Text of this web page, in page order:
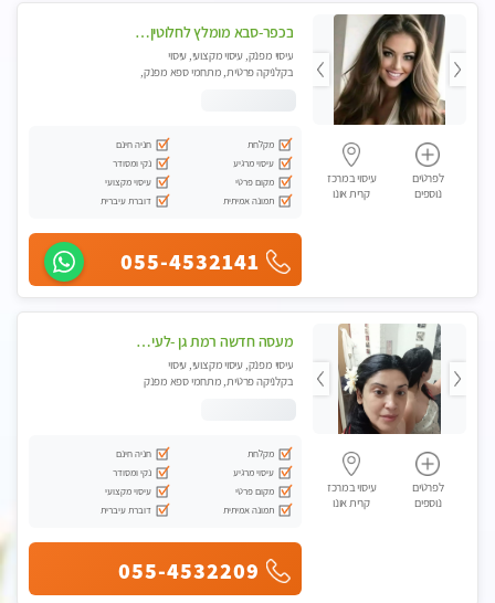
לפרטים
נוספים
עיסוי במרכז
קרית אונו
בכפר-סבא מומלץ לחלוטין!!!! מעסה מקצועית לעיסוי ברמה גבוהה VIP תתקשר .....
עיסוי מפנק, עיסוי מקצועי, עיסוי
בקלניקה פרטית, מתחמי ספא מפנק,
מקלחת
חניה חינם
עיסוי מרגיע
נקי ומסודר
מקום פרטי
עיסוי מקצועי
תמונה אמיתית
דוברת עיברית
055-4532141
לפרטים
נוספים
עיסוי במרכז
קרית אונו
מעסה חדשה רמת גן -לעיסוי מיוחד ואיכותי מקום פרטי ואינטימי ושקט מומלץ לחלוטין!!
עיסוי מפנק, עיסוי מקצועי, עיסוי
בקלניקה פרטית, מתחמי ספא מפנק
מקלחת
חניה חינם
עיסוי מרגיע
נקי ומסודר
מקום פרטי
עיסוי מקצועי
תמונה אמיתית
דוברת עיברית
055-4532209